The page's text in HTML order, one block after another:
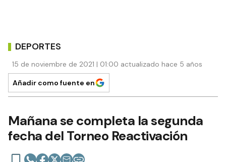
DEPORTES
15 de noviembre de 2021 | 01:00 actualizado hace 5 años
Añadir como fuente en
Mañana se completa la segunda
fecha del Torneo Reactivación